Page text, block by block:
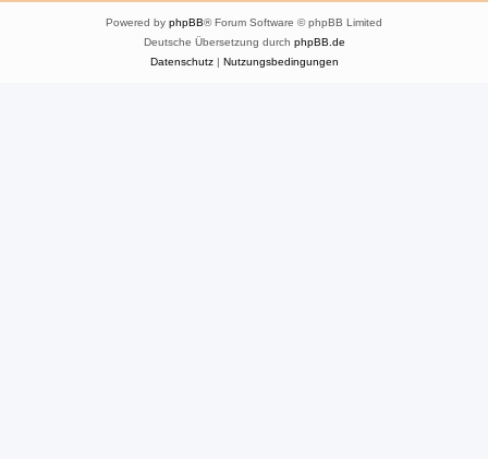
Powered by phpBB® Forum Software © phpBB Limited
Deutsche Übersetzung durch phpBB.de
Datenschutz| Nutzungsbedingungen